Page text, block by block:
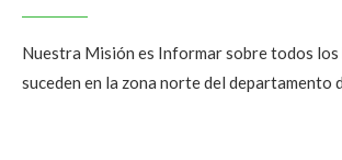
Nuestra Misión es Informar sobre todos los
suceden en la zona norte del departamento